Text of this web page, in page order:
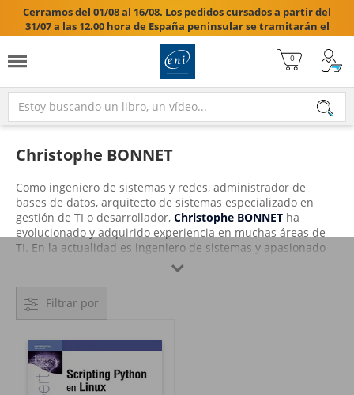
Cerramos del 01/08 al 16/08. Los pedidos cursados a partir del
31/07 a las 12.00 hora de España peninsular se tramitarán el
17/08/2026.

Christophe BONNET
Como ingeniero de sistemas y redes, administrador de
bases de datos, arquitecto de sistemas especializado en
gestión de TI o desarrollador, Christophe BONNET ha
evolucionado y adquirido experiencia en muchas áreas de
TI. En la actualidad es ingeniero de sistemas y apasionado
por los lenguajes de programación y el mundo del código
abierto, a través de los sistemas operativos Unix/ Linux y el
software libre y comparte a través de este libro su
experiencia en la implementación del lenguaje Python, para
el desarrollo de herramientas de sistema bajo Linux.

Filtrar por